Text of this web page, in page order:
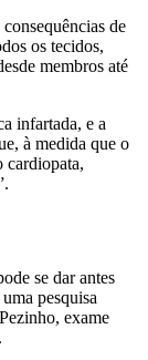
de
os tecidos,
membros até
infartada, e a
à medida que o
cardiopata,
se dar antes
pesquisa
exame